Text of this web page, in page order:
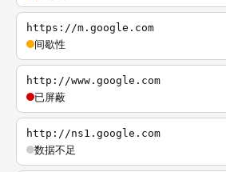
https://m.google.com
间歇性
http://www.google.com
已屏蔽
http://ns1.google.com
数据不足